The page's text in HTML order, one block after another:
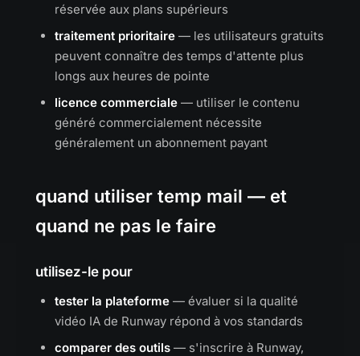
réservée aux plans supérieurs
traitement prioritaire — les utilisateurs gratuits
peuvent connaître des temps d'attente plus
longs aux heures de pointe
licence commerciale — utiliser le contenu
généré commercialement nécessite
généralement un abonnement payant
quand utiliser temp mail — et
quand ne pas le faire
utilisez-le pour
tester la plateforme — évaluer si la qualité
vidéo IA de Runway répond à vos standards
comparer des outils — s'inscrire à Runway,